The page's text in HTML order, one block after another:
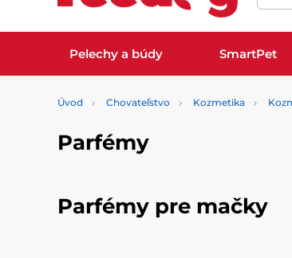
Pelechy a búdy SmartPet
Úvod Chovateľstvo Kozmetika
Parfémy
Parfémy pre mačky